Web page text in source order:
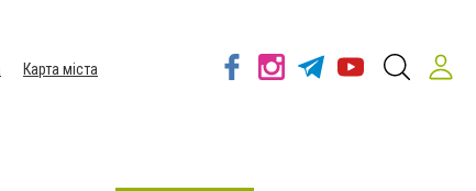
Карта міста